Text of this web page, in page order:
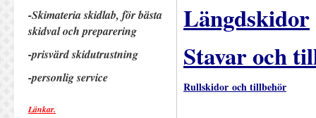
-Skimateria skidlab, för bästa
skidval och preparering
-prisvärd skidutrustning
-personlig service
Länkar.
Längdskidor
Stavar och
Rullskidor ochtillbehör